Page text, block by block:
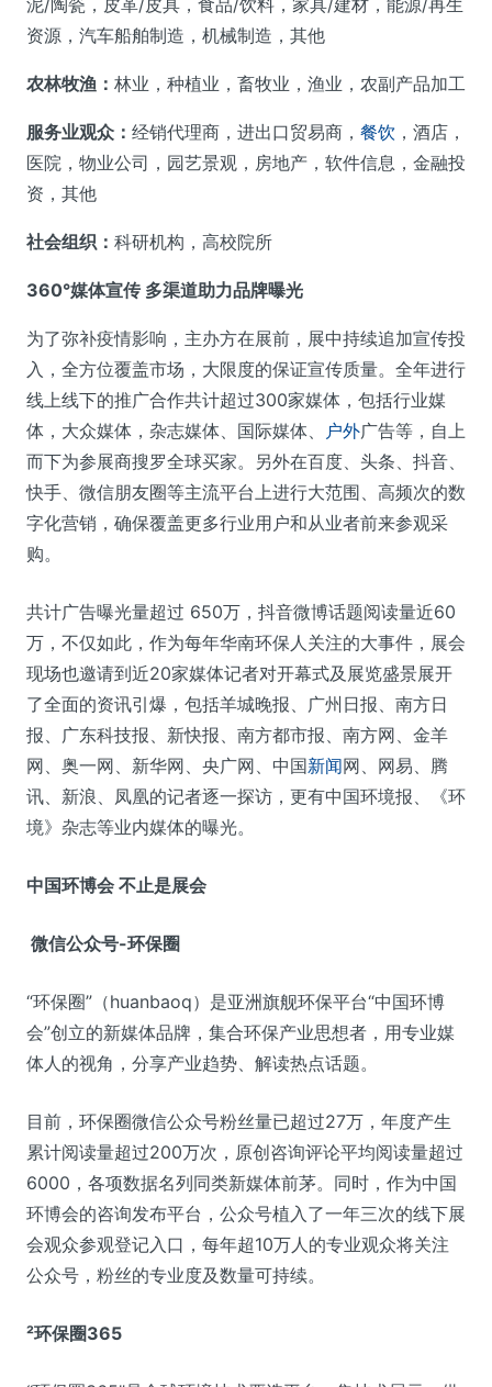
资源，汽车船舶制造，机械制造，其他
农林牧渔： 林业，种植业，畜牧业，渔业，农副产品加工
服务业观众： 经销代理商，进出口贸易商， 餐饮 ，酒店，
医院，物业公司，园艺景观，房地产，软件信息，金融投
资，其他
社会组织： 科研机构，高校院所
360°媒体宣传 多渠道助力品牌曝光
为了弥补疫情影响，主办方在展前，展中持续追加宣传投
入，全方位覆盖市场，大限度的保证宣传质量。全年进行
线上线下的推广合作共计超过300家媒体，包括行业媒
体，大众媒体，杂志媒体、国际媒体、
户外广告等，自上
而下为参展商搜罗全球买家。另外在百度、头条、抖音、
快手、微信朋友圈等主流平台上进行大范围、高频次的数
字化营销，确保覆盖更多行业用户和从业者前来参观采
购。
共计广告曝光量超过 650万，抖音微博话题阅读量近60
万，不仅如此，作为每年华南环保人关注的大事件，展会
现场也邀请到近20家媒体记者对开幕式及展览盛景展开
了全面的资讯引爆，包括羊城晚报、广州日报、南方日
报、广东科技报、新快报、南方都市报、南方网、金羊
网、奥一网、新华网、央广网、中国新闻网、网易、腾
讯、新浪、凤凰的记者逐一探访，更有中国环境报、《环
境》杂志等业内媒体的曝光。
中国环博会 不止是展会
微信公众号-环保圈
“环保圈”（huanbaoq）是亚洲旗舰环保平台“中国环博
会”创立的新媒体品牌，集合环保产业思想者，用专业媒
体人的视角，分享产业趋势、解读热点话题。
目前，环保圈微信公众号粉丝量已超过27万，年度产生
累计阅读量超过200万次，原创咨询评论平均阅读量超过
6000，各项数据名列同类新媒体前茅。同时，作为中国
环博会的咨询发布平台，公众号植入了一年三次的线下展
会观众参观登记入口，每年超10万人的专业观众将关注
公众号，粉丝的专业度及数量可持续。
²环保圈365